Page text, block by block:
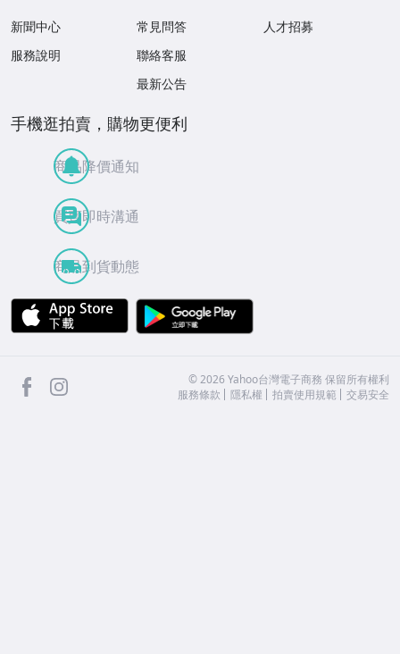
新聞中心
服務說明
常見問答
聯絡客服
最新公告
人才招募
手機逛拍賣，購物更便利
商品降價通知
買賣即時溝通
商品到貨動態
APP Store
facebook ©2026 Yahoo台灣電子商務 保留所有權利
服務條款
隱私權 拍賣使用規範 交易安全